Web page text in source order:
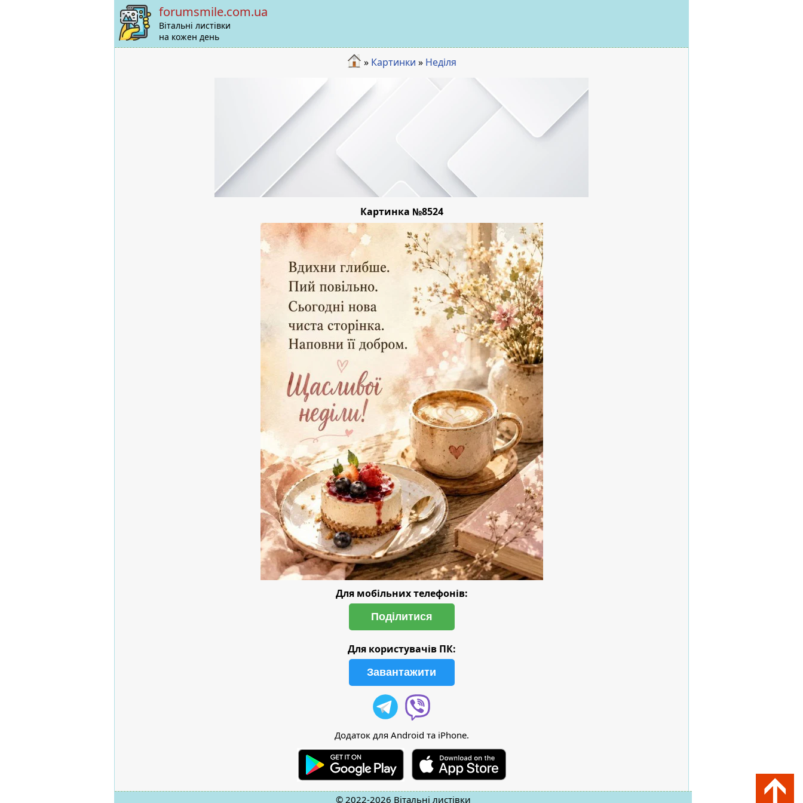
forumsmile.com.ua
Вітальні листівки
на кожен день
» Картинки » Неділя
Картинка №8524
Для мобільних телефонів:
Поділитися
Для користувачів ПК:
Завантажити
Додаток для Android та iPhone.
© 2022-2026 Вітальні листівки